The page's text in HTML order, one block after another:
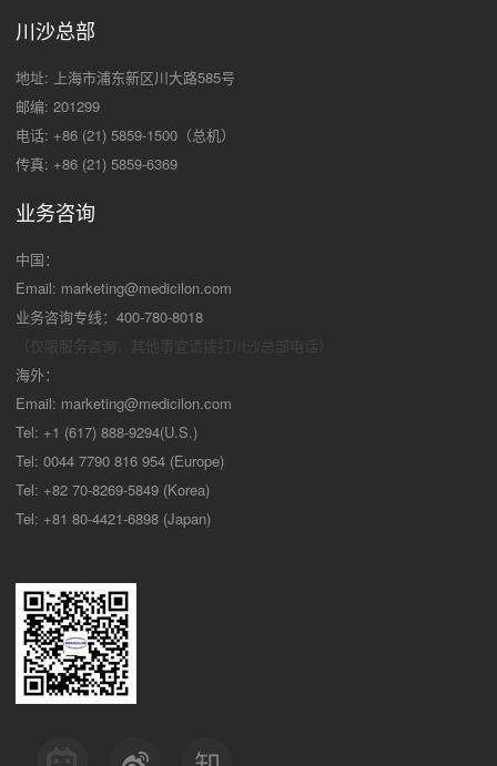
川沙总部
地址: 上海市浦东新区川大路585号
邮编: 201299
电话: +86 (21) 5859-1500（总机）
传真: +86 (21) 5859-6369
业务咨询
中国：
Email: marketing@medicilon.com
业务咨询专线：400-780-8018
海外：
Email: marketing@medicilon.com
Tel: +1 (617) 888-9294(U.S.)
Tel: 0044 7790 816 954 (Europe)
Tel: +82 70-8269-5849 (Korea)
Tel: +81 80-4421-6898 (Japan)